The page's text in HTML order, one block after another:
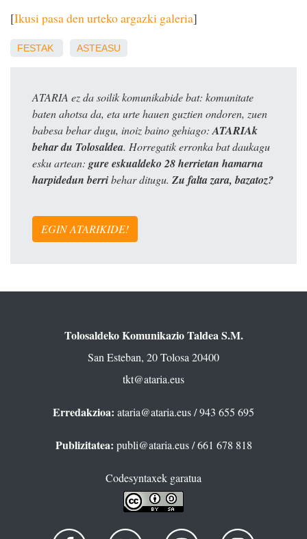
[Ikusi pasa den urteko argazki galeria]
FESTAK ASTEASU
ATARIA ez da soilik komunikabide bat: komunitate
baten ahotsa da, eta urte hauen guztien ondoren, zuen
babesa behar dugu, inoiz baino gehiago: ATARIAk
behar du Tolosaldea. Horregatik erronka bat daukagu
esku artean: gure eskualdeko 28 herrietan hamarna
harpidedun berribehar ditugu. Zu falta zara, bazatoz?
EGIN ATARIKIDE!
Tolosaldeko Komunikazio Taldea S.M.
San Esteban, 20 Tolosa 20400
tkt@ataria.eus
Erredakzioa: ataria@ataria.eus/ 943 655 695
Publizitatea: publi@ataria.eus/ 661 678 818
Codesyntaxek garatua